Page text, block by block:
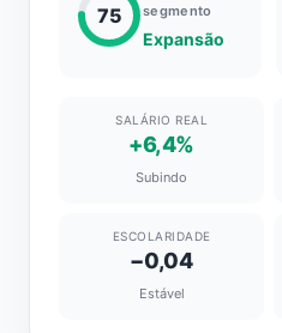
75
segmento
Expansão
SALÁRIO REAL
+6,4%
Subindo
ESCOLARIDADE
−0,04
Estável